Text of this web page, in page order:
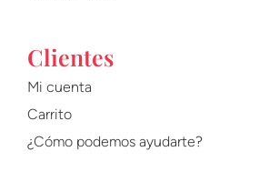
Clientes
Mi cuenta
Carrito
¿Cómo podemos ayudarte?